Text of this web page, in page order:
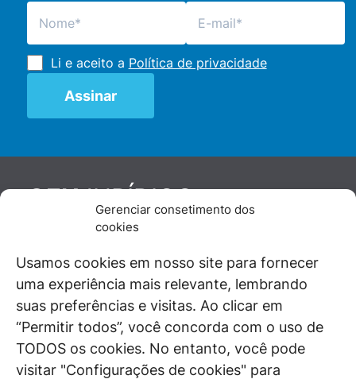
Gerenciar consetimento dos
cookies
Usamos cookies em nosso site para fornecer
uma experiência mais relevante, lembrando
suas preferências e visitas. Ao clicar em
“Permitir todos”, você concorda com o uso de
TODOS os cookies. No entanto, você pode
visitar "Configurações de cookies" para
Li e aceito a Política de privacidade
GENJURÍDICO
De maneira independente, os autores e
juristas e doutrinadores nacionais, se posicionam
diante de questões relevantes do cotidiano e
universo jurídico.